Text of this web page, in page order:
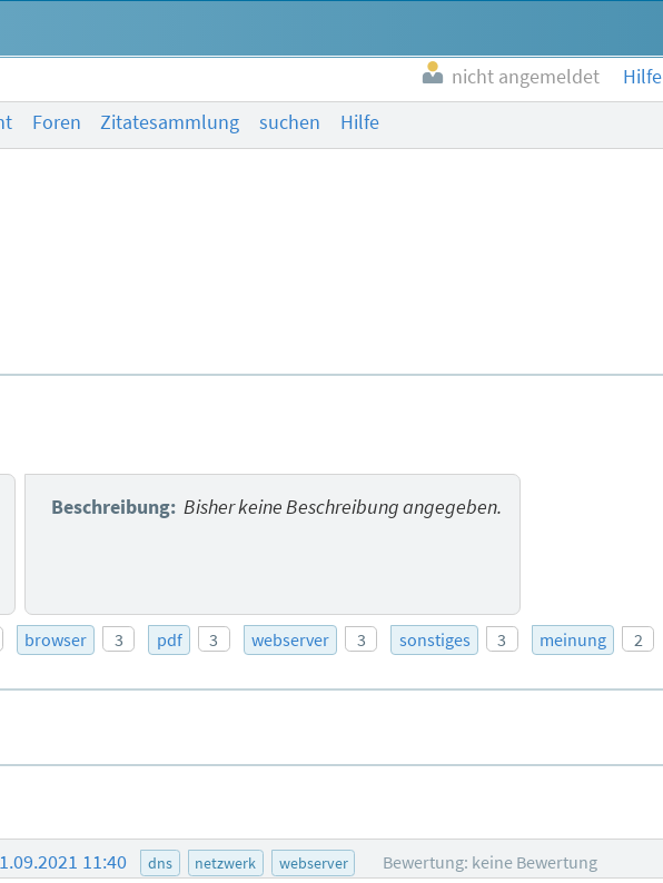
nicht angemeldet Hilfe
Foren Zitatesammlung suchen Hilfe
Beschreibung: Bisher keine Beschreibung angegeben.
browser 3 pdf 3 webserver 3 sonstiges 3 meinung 2
11:40 dns netzwerk webserver Bewertung: keine Bewertung